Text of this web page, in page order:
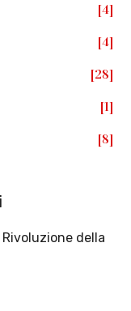
4
4
28
1
8
Rivoluzione della